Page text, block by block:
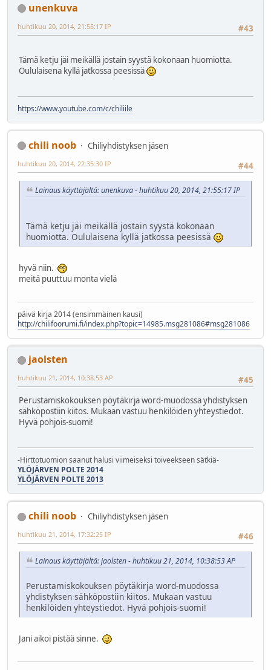
unenkuva
#43
huhtikuu 20, 2014, 21:55:17 IP
Tämä ketju jäi meikällä jostain syystä kokonaan huomiotta.
Oululaisena kyllä jatkossa peesissä
https://www.youtube.com/c/chiliile
chili noob
Chiliyhdistyksen jäsen
#44
huhtikuu 20, 2014, 22:35:30 IP
Lainaus käyttäjältä: unenkuva - huhtikuu 20, 2014, 21:55:17 IP
Tämä ketju jäi meikällä jostain syystä kokonaan
huomiotta. Oululaisena kyllä jatkossa peesissä
hyvä niin.
meitä puuttuu monta vielä
päivä kirja 2014 (ensimmäinen kausi)
http://chilifoorumi.fi/index.php?topic=14985.msg281086#msg281086
jaolsten
#45
huhtikuu 21, 2014, 10:38:53 AP
Perustamiskokouksen pöytäkirja word-muodossa yhdistyksen
sähköpostiin kiitos. Mukaan vastuu henkilöiden yhteystiedot.
Hyvä pohjois-suomi!
-Hirttotuomion saanut halusi viimeiseksi toiveekseen sätkiä-
YLÖJÄRVEN POLTE 2014
YLÖJÄRVEN POLTE 2013
chili noob
Chiliyhdistyksen jäsen
#46
huhtikuu 21, 2014, 17:32:25 IP
Lainaus käyttäjältä: jaolsten - huhtikuu 21, 2014, 10:38:53 AP
Perustamiskokouksen pöytäkirja word-muodossa
yhdistyksen sähköpostiin kiitos. Mukaan vastuu
henkilöiden yhteystiedot. Hyvä pohjois-suomi!
Jani aikoi pistää sinne.